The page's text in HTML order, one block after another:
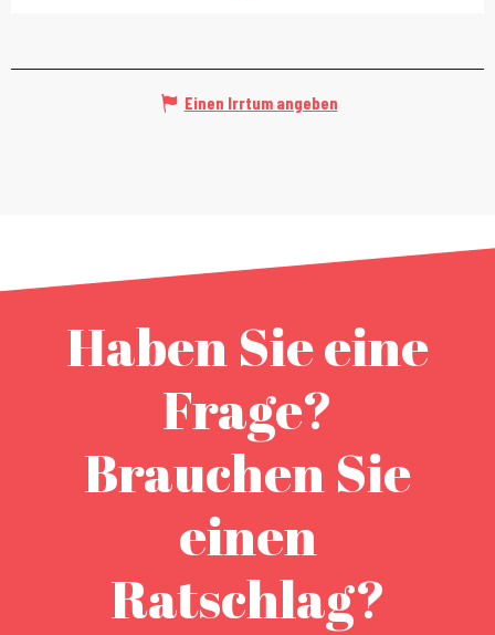
Einen Irrtum angeben
Haben Sie eine
Frage?
Brauchen Sie
einen
Ratschlag?